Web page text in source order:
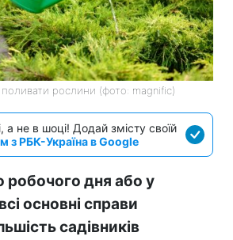
рослини (фото: magnific)
а не в шоці! Додай змісту своїй
з РБК-Україна в Google
робочого дня або у
основні справи
садівників